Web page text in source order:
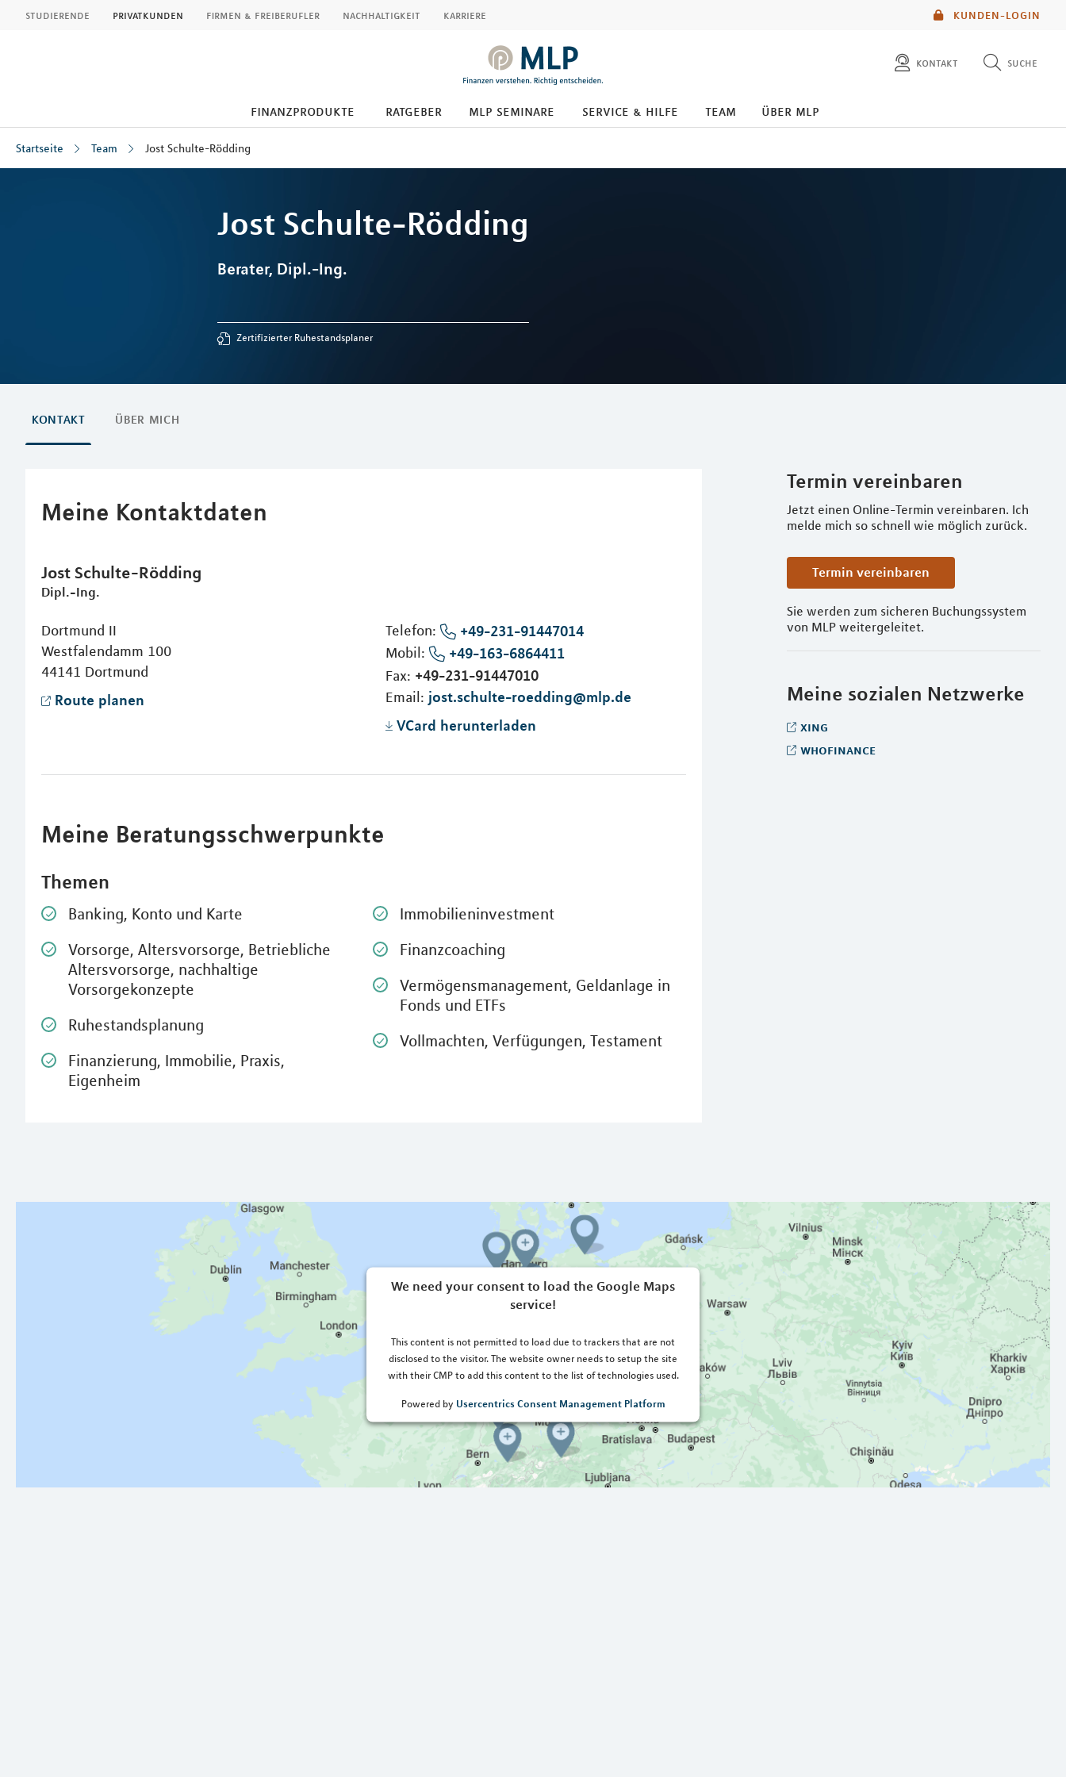
KUNDEN-LOGIN
studierende privatkunden firmen & freiberufler nachhaltigkeit karriere
kontakt suche
finanzprodukte ratgeber mlp seminare service & hilfe team über mlp
Startseite Team Jost Schulte-Rödding
Jost Schulte-Rödding
Berater, Dipl.-Ing.
Zertifizierter Ruhestandsplaner
KONTAKT ÜBER MICH
Termin vereinbaren
Jetzt einen Online-Termin vereinbaren. Ich
melde mich so schnell wie möglich zurück.
Termin vereinbaren
Sie werden zum sicheren Buchungssystem
von MLP weitergeleitet.
Meine sozialen Netzwerke
xing
whofinance
Meine Kontaktdaten
JostSchulte-Rödding
Dipl.-Ing.
Dortmund II
Westfalendamm 100
44141 Dortmund
Route planen
Telefon:
+49-231-91447014
Mobil:
+49-163-6864411
Fax: +49-231-91447010
Email: jost.schulte-roedding@mlp.de
VCard herunterladen
Meine Beratungsschwerpunkte
Themen
Banking, Konto und Karte
Vorsorge, Altersvorsorge, Betriebliche
Altersvorsorge, nachhaltige
Vorsorgekonzepte
Ruhestandsplanung
Finanzierung, Immobilie, Praxis,
Eigenheim
Immobilieninvestment
Finanzcoaching
Vermögensmanagement, Geldanlage in
Fonds und ETFs
Vollmachten, Verfügungen, Testament
We need your consent to load the Google Maps
service!
This content is not permitted to load due to trackers that are not
disclosed to the visitor. The website owner needs to setup the site
with their CMP to add this content to the list of technologies used.
Powered by Usercentrics Consent Management Platform